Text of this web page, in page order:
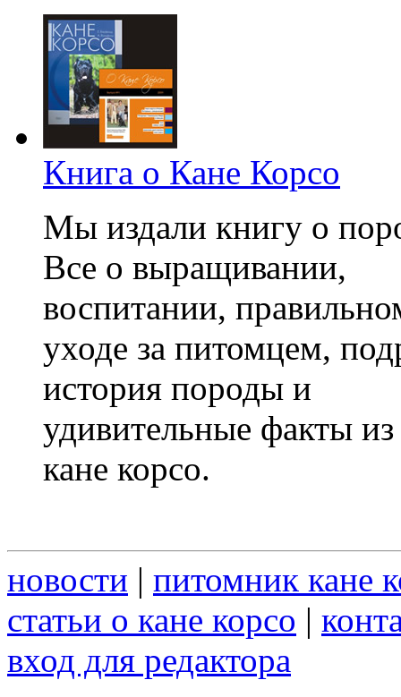
Книга о Кане Корсо
Мы издали книгу о
Все о выращивании,
воспитании,
уходе за питомцем,
история породы и
удивительные факты
кане корсо.
новости | питомник кане
статьи о кане корсо |
вход для редактора